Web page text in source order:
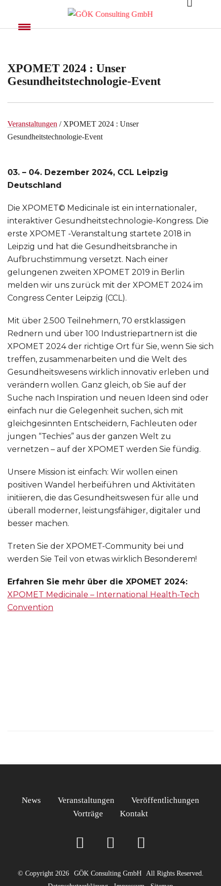
XPOMET 2024 : Unser
Gesundheitstechnologie-Event
Veranstaltungen / XPOMET 2024 : Unser
Gesundheitstechnologie-Event
03. – 04. Dezember 2024, CCL Leipzig
Deutschland
Die XPOMET© Medicinale ist ein internationaler,
interaktiver Gesundheitstechnologie-Kongress. Die
erste XPOMET -Veranstaltung startete 2018 in
Leipzig und hat die Gesundheitsbranche in
Aufbruchstimmung versetzt. Nach einer
gelungenen zweiten XPOMET 2019 in Berlin
melden wir uns zurück mit der XPOMET 2024 im
Congress Center Leipzig (CCL).
Mit über 2.500 Teilnehmern, 70 erstklassigen
Rednern und über 100 Industriepartnern ist die
XPOMET 2024 der richtige Ort für Sie, wenn Sie sich
treffen, zusammenarbeiten und die Welt des
Gesundheitswesens wirklich innovativ erleben und
verändern wollen. Ganz gleich, ob Sie auf der
Suche nach Inspiration und neuen Ideen sind oder
einfach nur die Gelegenheit suchen, sich mit
gleichgesinnten Entscheidern, Fachleuten oder
jungen “Techies” aus der ganzen Welt zu
vernetzen – auf der XPOMET werden Sie fündig.
Unsere Mission ist einfach: Wir wollen einen
positiven Wandel herbeiführen und Aktivitäten
initiieren, die das Gesundheitswesen für alle und
überall moderner, leistungsfähiger, digitaler und
besser machen.
Treten Sie der XPOMET-Community bei und
werden Sie Teil von etwas wirklich Besonderem!
Erfahren Sie mehr über die XPOMET 2024:
XPOMET Medicinale – International Health-Tech
Convention
News Veranstaltungen
Veröffentlichungen
Vorträge
Kontakt
© Copyright 2026 GÖK Consulting GmbH
All Rights Reserved.